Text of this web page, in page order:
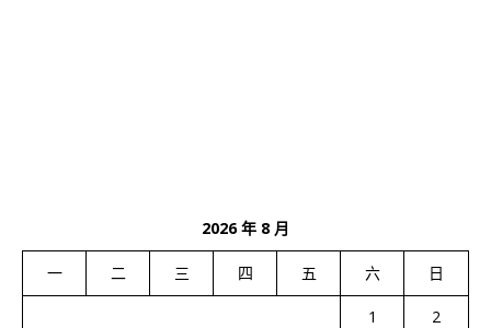
2026 年 8 月
一 二 三 四 五 六 日
1
2